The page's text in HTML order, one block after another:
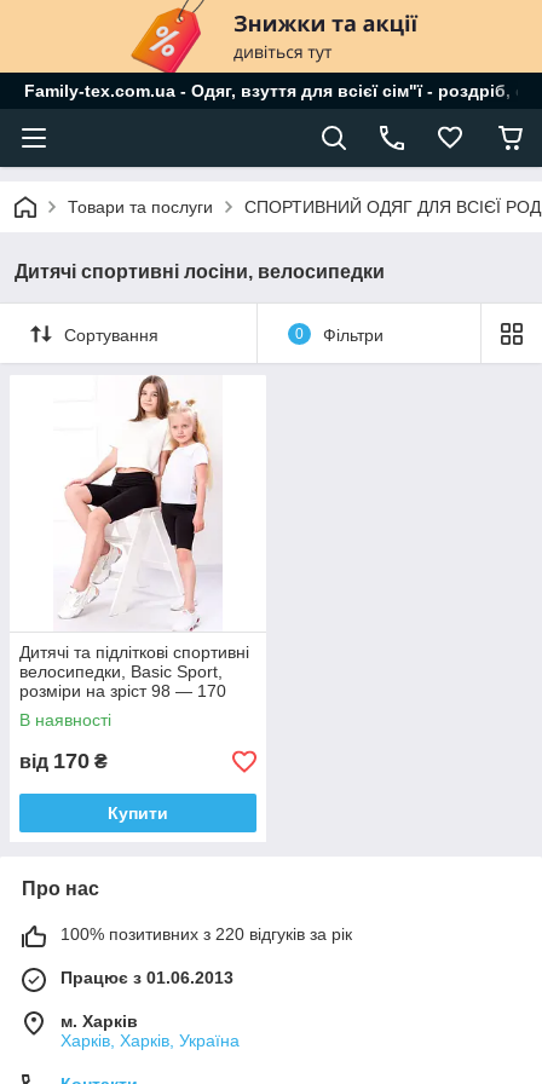
Family-tex.com.ua - Одяг, взуття для всієї сім"ї - роздріб,
Товари та послуги СПОРТИВНИЙ ОДЯГ ДЛЯ ВСІЄЇ
Дитячі спортивні лосіни, велосипедки
Сортування 0 Фільтри
Дитячі та підліткові спортивні
велосипедки, Basic Sport,
розміри на зріст 98 — 170
В наявності
від 170 ₴
Купити
Про нас
100% позитивних з 220 відгуків за рік
Працює з 01.06.2013
м. Харків
Харків, Харків, Україна